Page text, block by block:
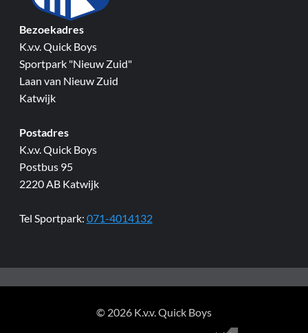
Bezoekadres
K.v.v. Quick Boys
Sportpark "Nieuw Zuid"
Laan van Nieuw Zuid
Katwijk
Postadres
K.v.v. Quick Boys
Postbus 95
2220 AB Katwijk
Tel Sportpark: 071-4014132
© 2026 K.v.v. Quick Boys